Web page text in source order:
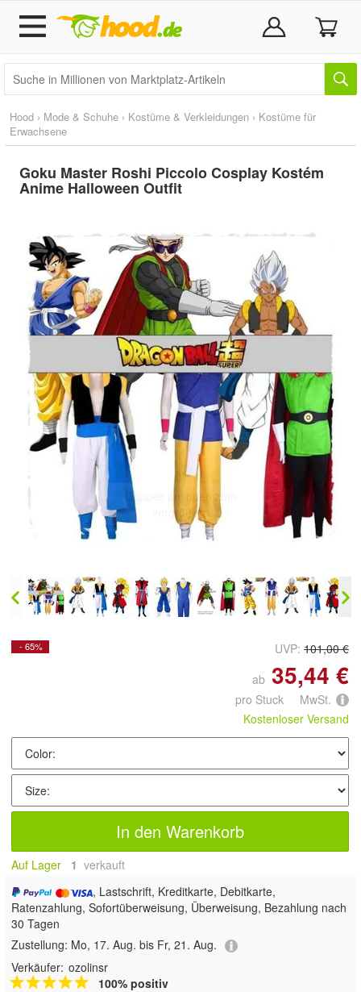
Hood › Mode & Schuhe › Kostüme & Verkleidungen › Kostüme für
Erwachsene
Goku Master Roshi Piccolo Cosplay Kostém
Anime Halloween Outfit
Doppelt antippen zum
vergrößern
- 65% UVP: 101,00 €
ab 35,44 €
pro Stuck MwSt.
Kostenloser Versand
In den Warenkorb
Auf Lager 1 verkauft
, Lastschrift, Kreditkarte, Debitkarte,
Ratenzahlung, Sofortüberweisung, Überweisung, Bezahlung nach
30 Tagen
Zustellung: Mo, 17. Aug. bis Fr, 21. Aug.
Verkäufer: ozolinsr
100% positiv